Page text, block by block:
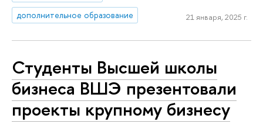
дополнительное образование
21 января, 2025 г.
Студенты Высшей школы
бизнеса ВШЭ презентовали
проекты крупному бизнесу